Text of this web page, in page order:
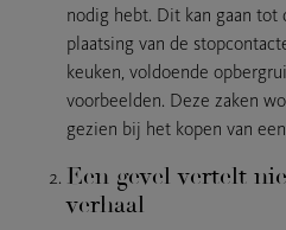
nodig hebt. Dit kan gaan tot
plaatsing van de
keuken, voldoende
voorbeelden. Deze zaken
gezien bij het kopen van
Een gevel vertelt
verhaal